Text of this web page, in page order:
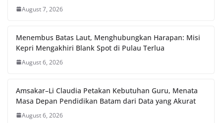
August 7, 2026
Menembus Batas Laut, Menghubungkan Harapan: Misi
Kepri Mengakhiri Blank Spot di Pulau Terlua
August 6, 2026
Amsakar–Li Claudia Petakan Kebutuhan Guru, Menata
Masa Depan Pendidikan Batam dari Data yang Akurat
August 6, 2026